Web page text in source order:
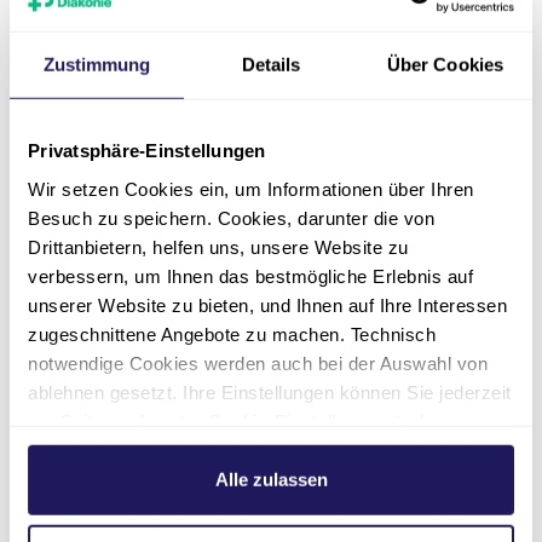
Zustimmung Details Über Cookies
Privatsphäre-Einstellungen
Wir setzen Cookies ein, um Informationen über Ihren
Besuch zu speichern. Cookies, darunter die von
Drittanbietern, helfen uns, unsere Website zu
verbessern, um Ihnen das bestmögliche Erlebnis auf
unserer Website zu bieten, und Ihnen auf Ihre Interessen
zugeschnittene Angebote zu machen. Technisch
notwendige Cookies werden auch bei der Auswahl von
ablehnen gesetzt. Ihre Einstellungen können Sie jederzeit
Weitere Informationen hierzu finden Sie in unserer
.
Alle zulassen
Wittenberg
Empfohlener redaktioneller
Inhalt
An dieser Stelle finden Sie einen
externen Inhalt von Google Maps,
der die Seite ergänzt.
Marketing Cookies akzeptieren
Ich bin damit einverstanden, dass mir externe
Inhalte angezeigt werden. Damit können
Anfahrt mit dem Bus
Bus 300, Bus 301 bis Haltestelle Paul-